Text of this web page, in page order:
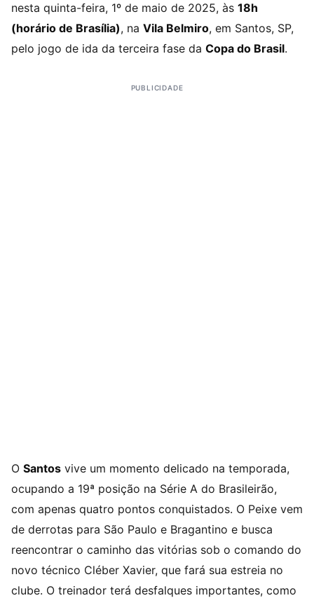
nesta quinta-feira, 1º de maio de 2025, às 18h
(horário de Brasília), na Vila Belmiro, em Santos, SP,
pelo jogo de ida da terceira fase da Copa do Brasil.
PUBLICIDADE
O Santos vive um momento delicado na temporada,
ocupando a 19ª posição na Série A do Brasileirão,
com apenas quatro pontos conquistados. O Peixe vem
de derrotas para São Paulo e Bragantino e busca
reencontrar o caminho das vitórias sob o comando do
novo técnico Cléber Xavier, que fará sua estreia no
clube. O treinador terá desfalques importantes, como